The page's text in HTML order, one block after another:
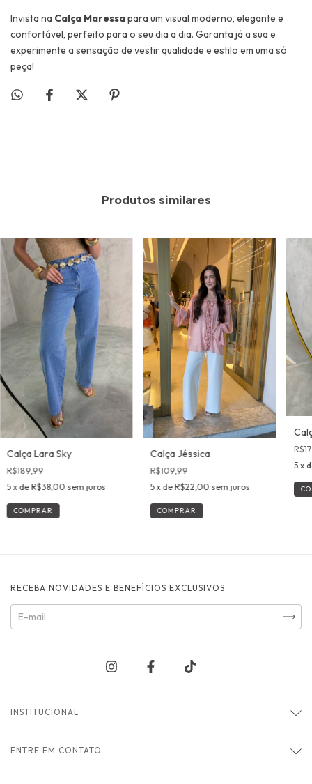
Invista na Calça Maressapara um visual moderno, elegante e
confortável, perfeito para o seu dia a dia. Garanta já a sua e
experimente a sensação de vestir qualidade e estilo em uma só
peça!
Produtos similares
Calça Lara Sky
R$189,99
5 x de R$38,00 sem juros
COMPRAR
Calça Jéssica
R$109,99
5 x de R$22,00 sem juros
COMPRAR
5 x
RECEBA NOVIDADES E BENEFÍCIOS EXCLUSIVOS
INSTITUCIONAL
ENTRE EM CONTATO